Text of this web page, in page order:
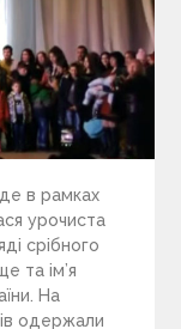
в рамках
урочиста
срібного
та ім’я
На
одержали